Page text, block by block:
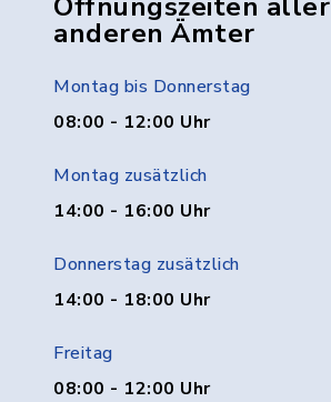
anderen Ämter
Montag bis Donnerstag
08:00 - 12:00 Uhr
Montag zusätzlich
14:00 - 16:00 Uhr
Donnerstag zusätzlich
14:00 - 18:00 Uhr
Freitag
08:00 - 12:00 Uhr